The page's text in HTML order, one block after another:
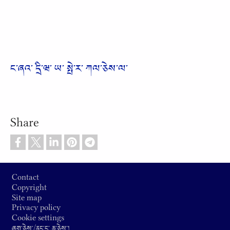
ང༌ཞའ༌ དྲི༌ཝ༌ ཡ༌ སྤེ༌ར༌ ཀལ༌ཅེས༌ལ༌
Share
Footer
Contact
Copyright
Site map
Privacy policy
Cookie settings